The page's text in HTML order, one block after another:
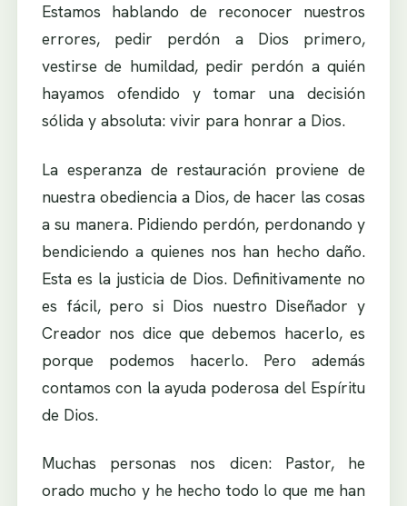
Estamos hablando de reconocer nuestros
errores, pedir perdón a Dios primero,
vestirse de humildad, pedir perdón a quién
hayamos ofendido y tomar una decisión
sólida y absoluta: vivir para honrar a Dios.
La esperanza de restauración proviene de
nuestra obediencia a Dios, de hacer las cosas
a su manera. Pidiendo perdón, perdonando y
bendiciendo a quienes nos han hecho daño.
Esta es la justicia de Dios. Definitivamente no
es fácil, pero si Dios nuestro Diseñador y
Creador nos dice que debemos hacerlo, es
porque podemos hacerlo. Pero además
contamos con la ayuda poderosa del Espíritu
de Dios.
Muchas personas nos dicen: Pastor, he
orado mucho y he hecho todo lo que me han